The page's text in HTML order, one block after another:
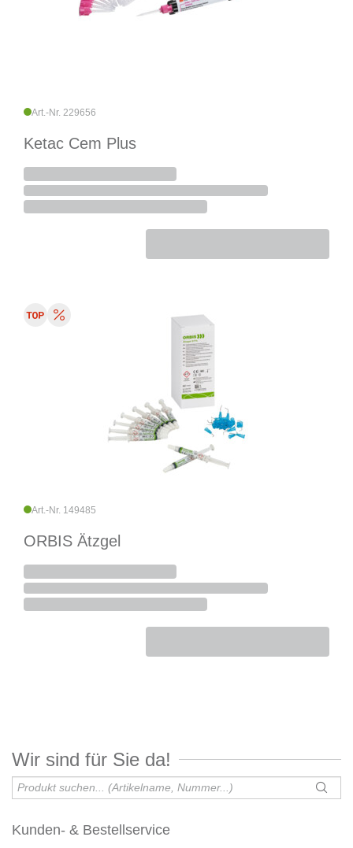
Art.-Nr. 229656
Ketac Cem Plus
Art.-Nr. 149485
ORBIS Ätzgel
Wir sind für Sie da!
Kunden- & Bestellservice